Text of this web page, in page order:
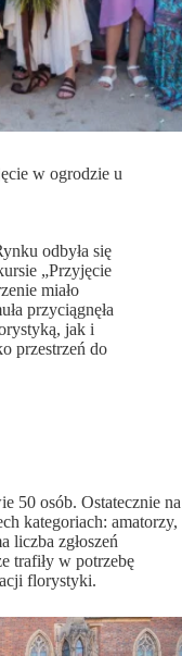
w ogrodzie u
odbyła się
„Przyjęcie
miało
przyciągnęła
jak i
przestrzeń do
50 osób. Ostatecznie na
kategoriach: amatorzy,
liczba zgłoszeń
trafiły w potrzebę
florystyki.